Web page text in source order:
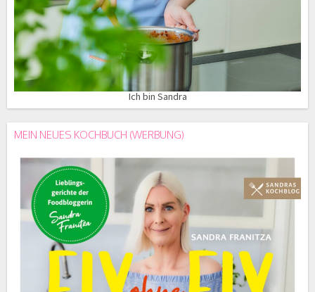
Ich bin Sandra
MEIN NEUES KOCHBUCH (WERBUNG)